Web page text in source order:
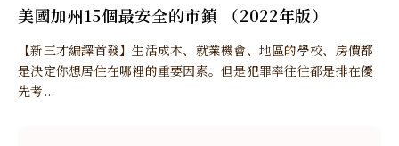
美國加州15個最安全的市鎮 （2022年版）
【新三才編譯首發】生活成本、就業機會、地區的學校、房價都
是決定你想居住在哪裡的重要因素。但是犯罪率往往都是排在優
先考...